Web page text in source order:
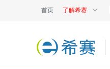
首页 了解希赛